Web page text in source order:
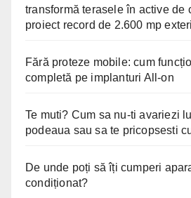
transformă terasele în active de
proiect record de 2.600 mp
Fără proteze mobile: cum
completă pe implanturi All-on
Te muti? Cum sa nu-ti avariezi
podeaua sau sa te pricopsesti
De unde poți să îți cumperi
condiționat?